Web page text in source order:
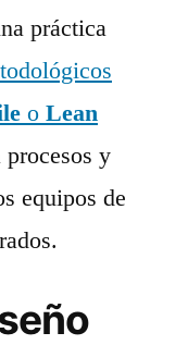
práctica
o Lean
procesos y
equipos de